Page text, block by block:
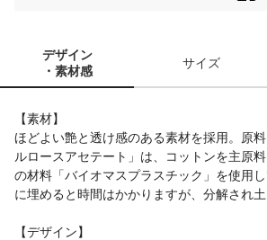
デザイン
・素材感
サイズ
【素材】
ほどよい艶と透け感のある素材を採用。原
ルロースアセテート」は、コットンを主原
の材料「バイオマスプラスチック」を使用
に埋めると時間はかかりますが、分解され土
【デザイン】